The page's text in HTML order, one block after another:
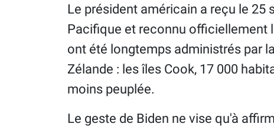
Le président américain a reçu le 25
Pacifique et reconnu officiellement
ont été longtemps administrés par
Zélande : les îles Cook, 17 000
moins peuplée.
Le geste de Biden ne vise qu'à